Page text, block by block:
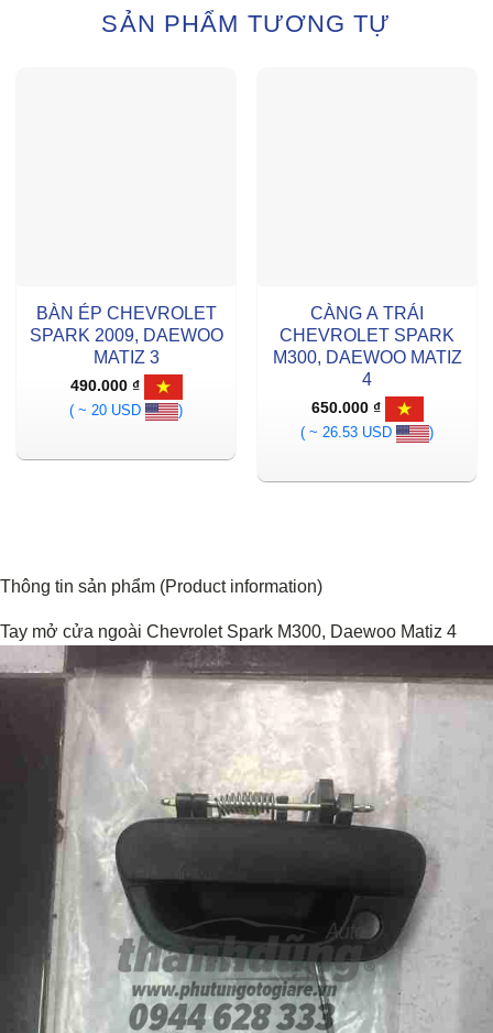
SẢN PHẨM TƯƠNG TỰ
BÀN ÉP CHEVROLET
SPARK 2009, DAEWOO
MATIZ 3
490.000 ₫
( ~ 20 USD
)
CÀNG A TRÁI
CHEVROLET SPARK
M300, DAEWOO MATIZ
4
650.000 ₫
( ~ 26.53 USD
)
Thông tin sản phẩm (Product information)
Tay mở cửa ngoài Chevrolet Spark M300, Daewoo Matiz 4